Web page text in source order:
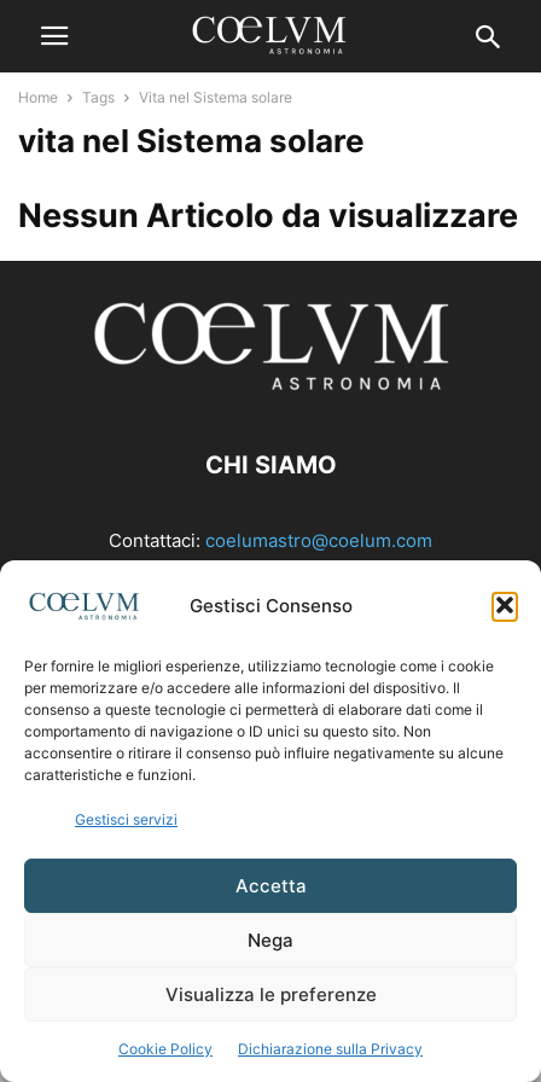
Gestisci Consenso
Per fornire le migliori esperienze, utilizziamo tecnologie come i cookie
per memorizzare e/o accedere alle informazioni del dispositivo. Il
consenso a queste tecnologie ci permetterà di elaborare dati come il
comportamento di navigazione o ID unici su questo sito. Non
acconsentire o ritirare il consenso può influire negativamente su alcune
caratteristiche e funzioni.
Gestisci servizi
Accetta
Nega
Visualizza le preferenze
Cookie Policy Dichiarazione sulla Privacy
Home Tags Vita nel Sistema solare
vita nel Sistema solare
Nessun Articolo da visualizzare
CHI SIAMO
Contattaci: coelumastro@coelum.com
SEGUICI